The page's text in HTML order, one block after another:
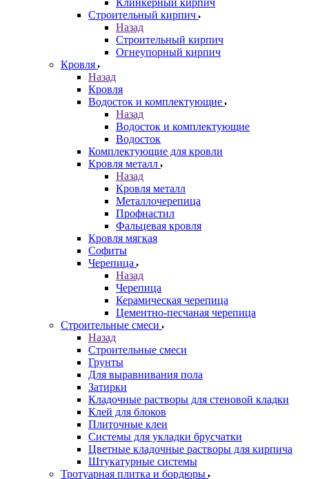
Клинкерный кирпич
Строительный кирпич
Назад
Строительный кирпич
Огнеупорный кирпич
Кровля
Назад
Кровля
Водосток и комплектующие
Назад
Водосток и комплектующие
Водосток
Комплектующие для кровли
Кровля металл
Назад
Кровля металл
Металлочерепица
Профнастил
Фальцевая кровля
Кровля мягкая
Софиты
Черепица
Назад
Черепица
Керамическая черепица
Цементно-песчаная черепица
Строительные смеси
Назад
Строительные смеси
Грунты
Для выравнивания пола
Затирки
Кладочные растворы для стеновой кладки
Клей для блоков
Плиточные клеи
Системы для укладки брусчатки
Цветные кладочные растворы для кирпича
Штукатурные системы
Тротуарная плитка и бордюры